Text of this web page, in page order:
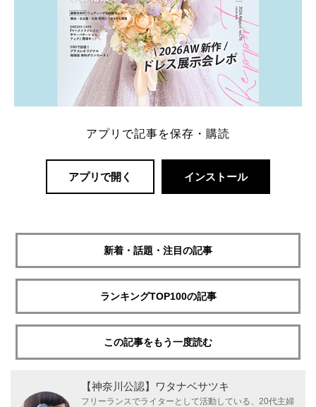
アプリで記事を保存・購読
アプリで開く インストール
新着・話題・注目の記事
ランキングTOP100の記事
この記事をもう一度読む
【神奈川公認】ワタナベサツキ
フリーランスでライターとして活動している、20代主婦